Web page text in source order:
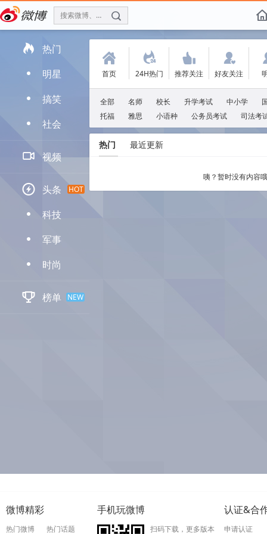
搜索微博、找人 f
 热门
D 明星
D 搞笑
D 社会
 视频
 头条 HOT
D 科技
D 军事
D 时尚
 榜单 NEW
(
首页
.
24H热门
'
推荐关注
:
好友关注
全部 名师 校长 升学考试 中小学
托福
雅思 小语种 公务员考试 司法考
热门 最近更新
咦？暂时没有内容
微博精彩
热门微博 热门话题
手机玩微博
扫码下载，更多版本
认证&合
申请认证